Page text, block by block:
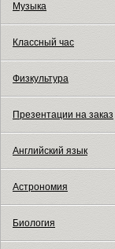
Музыка
Классный час
Физкультура
Презентации на заказ
Английский язык
Астрономия
Биология